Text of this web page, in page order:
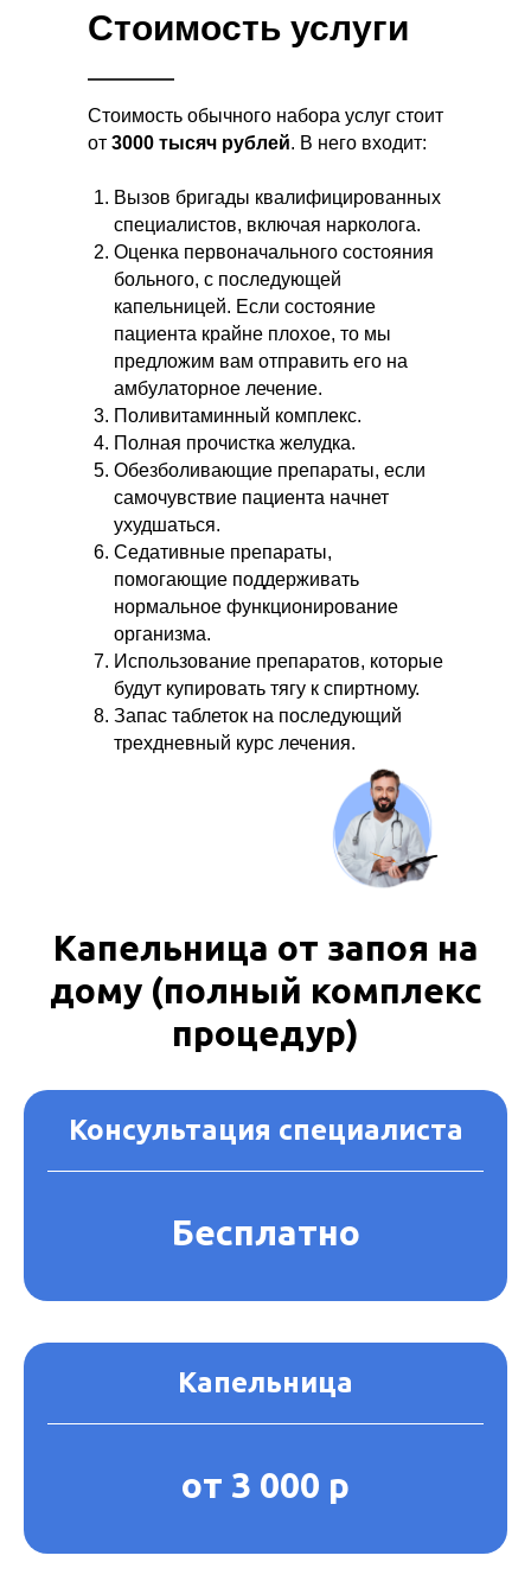
Стоимость услуги
Стоимость обычного набора услуг стоит
от 3000 тысяч рублей. В него входит:
Вызов бригады квалифицированных
специалистов, включая нарколога.
Оценка первоначального состояния
больного, с последующей
капельницей. Если состояние
пациента крайне плохое, то мы
предложим вам отправить его на
амбулаторное лечение.
Поливитаминный комплекс.
Полная прочистка желудка.
Обезболивающие препараты, если
самочувствие пациента начнет
ухудшаться.
Седативные препараты,
помогающие поддерживать
нормальное функционирование
организма.
Использование препаратов, которые
будут купировать тягу к спиртному.
Запас таблеток на последующий
трехдневный курс лечения.
Капельница от запоя на
дому (полный комплекс
процедур)
Консультация специалиста
Бесплатно
Капельница
от 3 000 р